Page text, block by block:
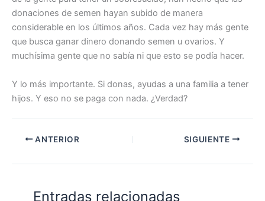
donaciones de semen hayan subido de manera
considerable en los últimos años. Cada vez hay más gente
que busca ganar dinero donando semen u ovarios. Y
muchísima gente que no sabía ni que esto se podía hacer.
Y lo más importante. Si donas, ayudas a una familia a tener
hijos. Y eso no se paga con nada. ¿Verdad?
ANTERIOR SIGUIENTE
Entradas relacionadas